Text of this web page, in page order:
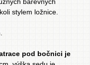
stylem ložnice.
pod bočnici je